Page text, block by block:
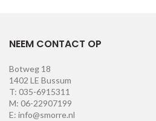
NEEM CONTACT OP
Botweg 18
1402 LE Bussum
T: 035-6915311
M: 06-22907199
E: info@smorre.nl